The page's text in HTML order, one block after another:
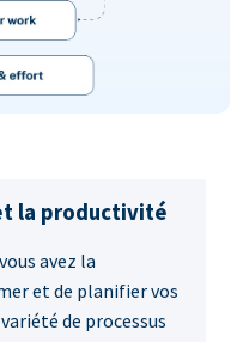
la productivité
avez la
et de planifier vos
de processus